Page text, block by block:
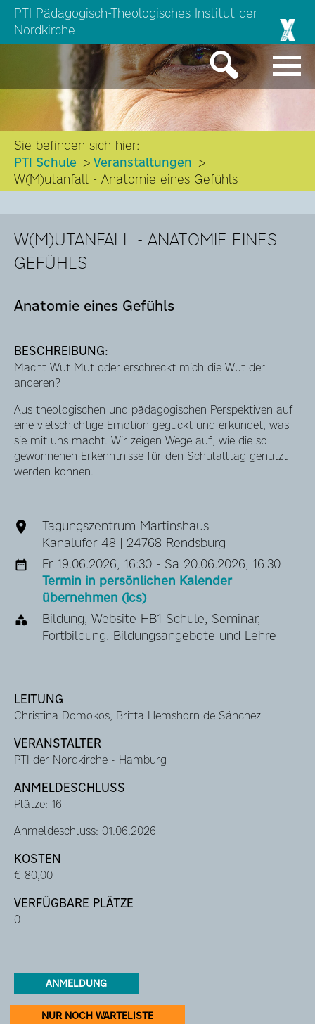
PTI Pädagogisch-Theologisches Institut der
Nordkirche
Sie befinden sich hier:
PTI Schule
Veranstaltungen
W(M)utanfall - Anatomie eines Gefühls
W(M)UTANFALL - ANATOMIE EINES
GEFÜHLS
Anatomie eines Gefühls
BESCHREIBUNG:
Macht Wut Mut oder erschreckt mich die Wut der
anderen?
Aus theologischen und pädagogischen Perspektiven auf
eine vielschichtige Emotion geguckt und erkundet, was
sie mit uns macht. Wir zeigen Wege auf, wie die so
gewonnenen Erkenntnisse für den Schulalltag genutzt
werden können.
Tagungszentrum Martinshaus |
Kanalufer 48 | 24768 Rendsburg
Fr 19.06.2026, 16:30 - Sa 20.06.2026, 16:30
Termin in persönlichen Kalender
übernehmen (ics)
Bildung, Website HB1 Schule, Seminar,
Fortbildung, Bildungsangebote und Lehre
LEITUNG
Christina Domokos, Britta Hemshorn de Sánchez
VERANSTALTER
PTI der Nordkirche - Hamburg
ANMELDESCHLUSS
Plätze: 16
Anmeldeschluss: 01.06.2026
KOSTEN
€ 80,00
VERFÜGBARE PLÄTZE
0
ANMELDUNG
NUR NOCH WARTELISTE